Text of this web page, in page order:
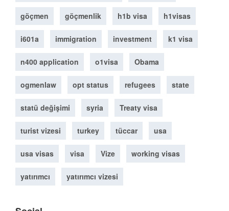
göçmen göçmenlik h1b visa h1visas
i601a immigration investment k1 visa
n400 application o1visa Obama
ogmenlaw opt status refugees state
statü değişimi syria Treaty visa
turist vizesi turkey tüccar usa
usa visas visa Vize working visas
yatırımcı yatırımcı vizesi